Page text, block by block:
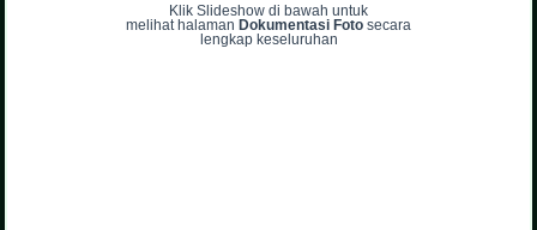
Klik Slideshow di bawah untuk
melihat halaman Dokumentasi Foto secara
lengkap keseluruhan